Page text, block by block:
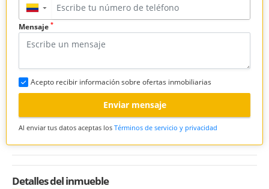
▼
Mensaje *
Acepto recibir información sobre ofertas inmobiliarias
Enviar mensaje
Al enviar tus datos aceptas los Términos de servicio y privacidad
Detalles del inmueble